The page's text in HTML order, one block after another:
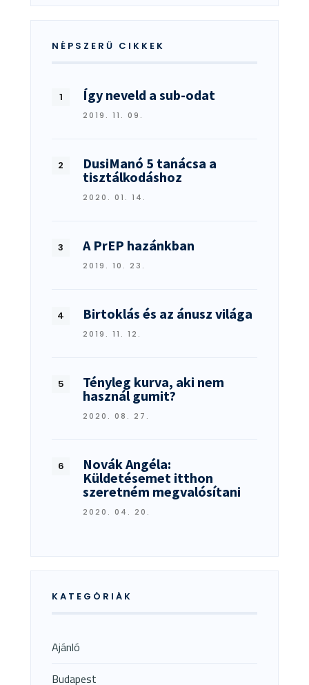
NÉPSZERŰ CIKKEK
Így neveld a sub-odat
2019. 11. 09.
DusiManó 5 tanácsa a
tisztálkodáshoz
2020. 01. 14.
A PrEP hazánkban
2019. 10. 23.
Birtoklás és az ánusz világa
2019. 11. 12.
Tényleg kurva, aki nem
használ gumit?
2020. 08. 27.
Novák Angéla:
Küldetésemet itthon
szeretném megvalósítani
2020. 04. 20.
KATEGÓRIÁK
Ajánló
Budapest